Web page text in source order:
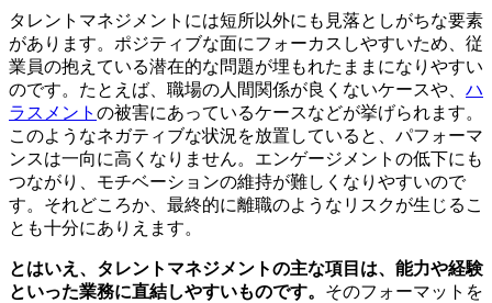
タレントマネジメントには短所以外にも見落としがちな要素
があります。ポジティブな面にフォーカスしやすいため、従
業員の抱えている潜在的な問題が埋もれたままになりやすい
のです。たとえば、職場の人間関係が良くないケースや、 ハ
ラスメント の被害にあっているケースなどが挙げられます。
このようなネガティブな状況を放置していると、パフォーマ
ンスは一向に高くなりません。エンゲージメントの低下にも
つながり、モチベーションの維持が難しくなりやすいので
す。それどころか、最終的に離職のようなリスクが生じるこ
とも十分にありえます。
とはいえ、タレントマネジメントの主な項目は、能力や経験
といった業務に直結しやすいものです。 そのフォーマットを